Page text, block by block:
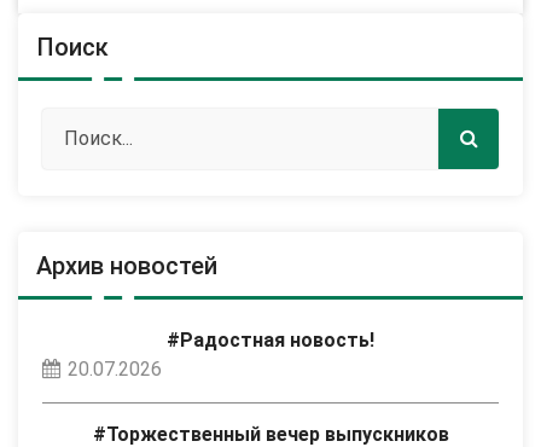
Поиск
Архив новостей
#Радостная новость!
20.07.2026
#Торжественный вечер выпускников